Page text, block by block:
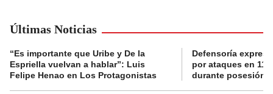
Últimas Noticias
“Es importante que Uribe y De la
Espriella vuelvan a hablar”: Luis
Felipe Henao en Los Protagonistas
Defensoría
por ataques en 11
durante posesión